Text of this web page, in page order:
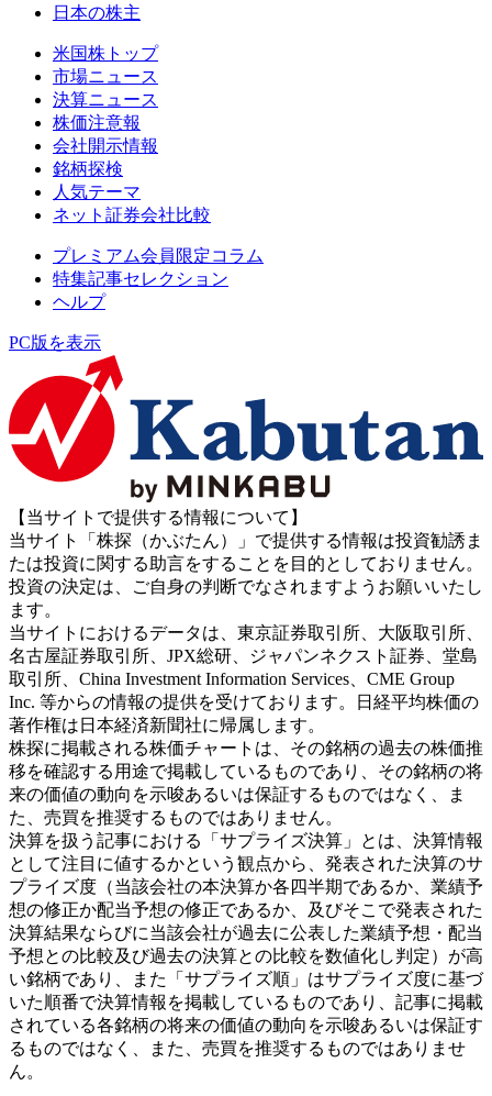
日本の株主
米国株トップ
市場ニュース
決算ニュース
株価注意報
会社開示情報
銘柄探検
人気テーマ
ネット証券会社比較
プレミアム会員限定コラム
特集記事セレクション
ヘルプ
PC版を表示
【当サイトで提供する情報について】
当サイト「株探（かぶたん）」で提供する情報は投資勧誘ま
たは投資に関する助言をすることを目的としておりません。
投資の決定は、ご自身の判断でなされますようお願いいたし
ます。
当サイトにおけるデータは、東京証券取引所、大阪取引所、
名古屋証券取引所、JPX総研、ジャパンネクスト証券、堂島
取引所、China Investment Information Services、CME Group
Inc. 等からの情報の提供を受けております。日経平均株価の
著作権は日本経済新聞社に帰属します。
株探に掲載される株価チャートは、その銘柄の過去の株価推
移を確認する用途で掲載しているものであり、その銘柄の将
来の価値の動向を示唆あるいは保証するものではなく、ま
た、売買を推奨するものではありません。
決算を扱う記事における「サプライズ決算」とは、決算情報
として注目に値するかという観点から、発表された決算のサ
プライズ度（当該会社の本決算か各四半期であるか、業績予
想の修正か配当予想の修正であるか、及びそこで発表された
決算結果ならびに当該会社が過去に公表した業績予想・配当
予想との比較及び過去の決算との比較を数値化し判定）が高
い銘柄であり、また「サプライズ順」はサプライズ度に基づ
いた順番で決算情報を掲載しているものであり、記事に掲載
されている各銘柄の将来の価値の動向を示唆あるいは保証す
るものではなく、また、売買を推奨するものではありませ
ん。